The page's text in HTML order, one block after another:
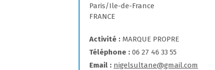
Paris/Ile-de-France
FRANCE
Activité
MARQUE PROPRE
Téléphone
06 27 46 33 55
Email
nigelsultane@gmail.com